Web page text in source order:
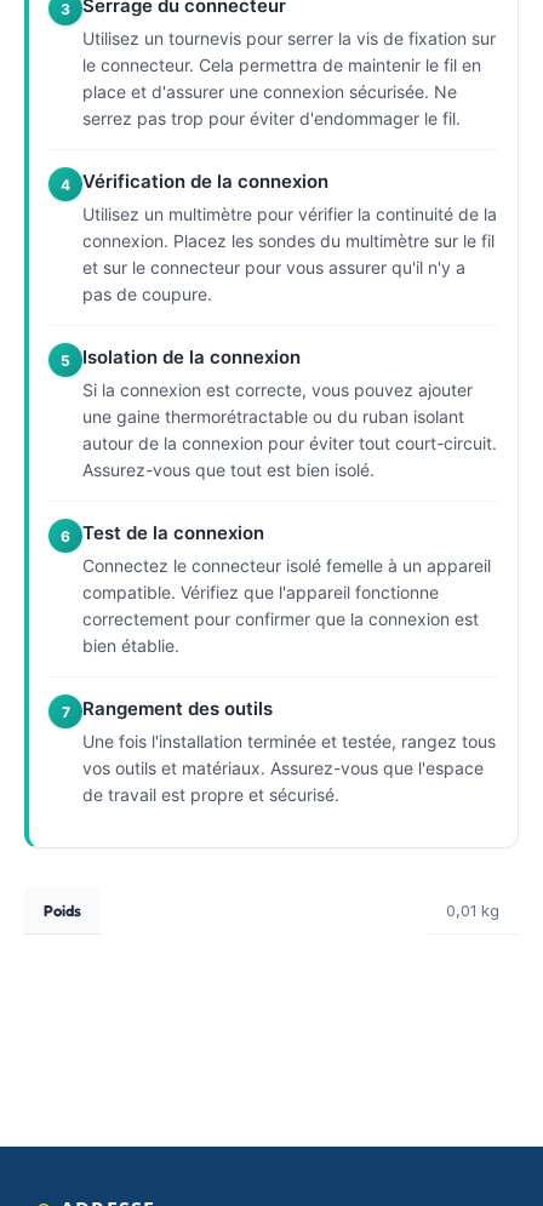
3 Serrage du connecteur
Utilisez un tournevis pour serrer la vis de fixation sur
le connecteur. Cela permettra de maintenir le fil en
place et d'assurer une connexion sécurisée. Ne
serrez pas trop pour éviter d'endommager le fil.
4 Vérification de la connexion
Utilisez un multimètre pour vérifier la continuité de la
connexion. Placez les sondes du multimètre sur le fil
et sur le connecteur pour vous assurer qu'il n'y a
pas de coupure.
5 Isolation de la connexion
Si la connexion est correcte, vous pouvez ajouter
une gaine thermorétractable ou du ruban isolant
autour de la connexion pour éviter tout court-circuit.
Assurez-vous que tout est bien isolé.
6 Test de la connexion
Connectez le connecteur isolé femelle à un appareil
compatible. Vérifiez que l'appareil fonctionne
correctement pour confirmer que la connexion est
bien établie.
7 Rangement des outils
Une fois l'installation terminée et testée, rangez tous
vos outils et matériaux. Assurez-vous que l'espace
de travail est propre et sécurisé.
Poids 0,01 kg